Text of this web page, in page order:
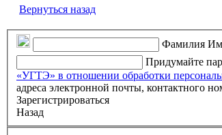
Вернуться назад
Фамилия
Придумайте
«УГТЭ» в отношении обработки
адреса электронной почты, контактного
Зарегистрироваться
Назад